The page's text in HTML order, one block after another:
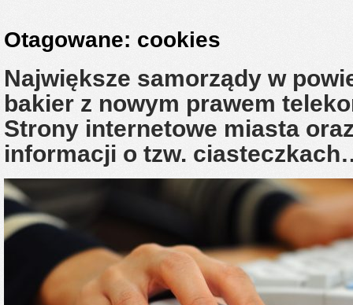
Otagowane: cookies
Największe samorządy w
bakier z nowym prawem
Strony internetowe miasta
informacji o tzw.